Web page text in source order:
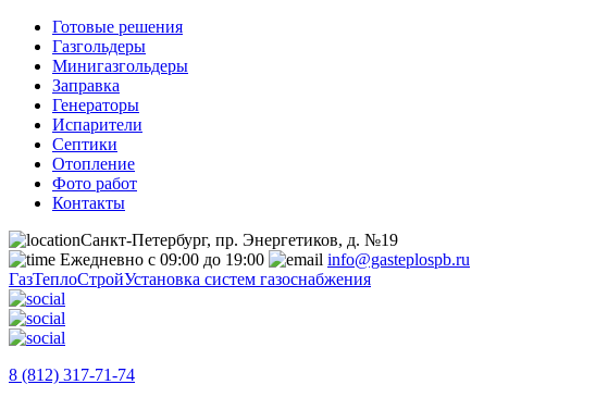
Готовые решения
Газгольдеры
Минигазгольдеры
Заправка
Генераторы
Испарители
Септики
Отопление
Фото работ
Контакты
Санкт-Петербург, пр. Энергетиков, д. №19
Ежедневно с 09:00 до 19:00
info@gasteplospb.ru
ГазТеплоСтройУстановка систем газоснабжения
8 (812) 317-71-74